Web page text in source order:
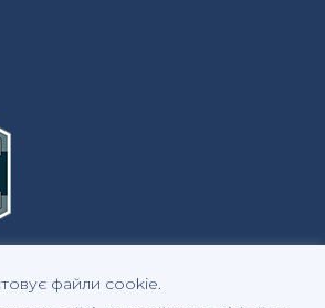
файли cookie.